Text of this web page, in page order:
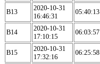
B13
2020-10-31
16:46:31
05:40:13
B14
2020-10-31
17:10:15
06:03:57
B15
2020-10-31
17:32:16
06:25:58